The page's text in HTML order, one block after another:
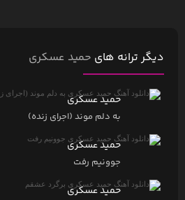
دیگر ترانه های حمید عسکری
حمید عسکری
به دلم موند (اجرای زنده)
حمید عسکری
جوونیم رفت
حمید عسکری